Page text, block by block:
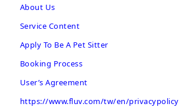
About Us
Service Content
Apply To Be A Pet Sitter
Booking Process
User’s Agreement
https://www.fluv.com/tw/en/privacypolicy